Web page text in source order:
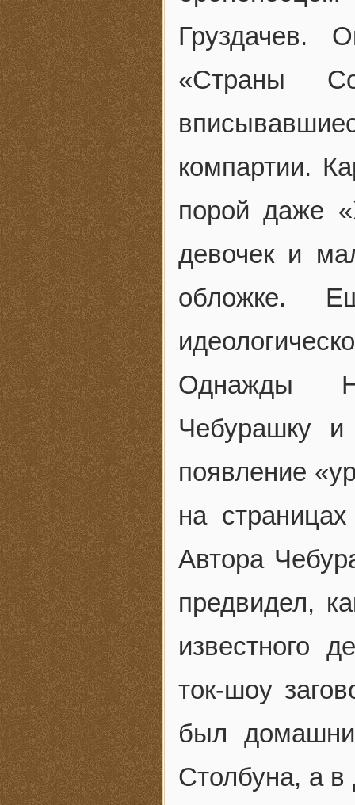
Груздачев.
«Страны
компартии.
порой даже
девочек и
обложке.
Однажды
Чебурашку и
появление
на
Автора
предвидел,
известного
ток-шоу
был
Столбуна, а в